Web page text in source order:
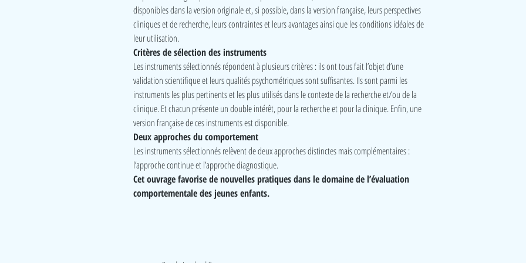
disponibles dans la version originale et, si possible, dans la version française, leurs perspectives
cliniques et de recherche, leurs contraintes et leurs avantages ainsi que les conditions idéales de
leur utilisation.
Critères de sélection des instruments
Les instruments sélectionnés répondent à plusieurs critères : ils ont tous fait l’objet d’une
validation scientifique et leurs qualités psychométriques sont suffisantes. Ils sont parmi les
instruments les plus pertinents et les plus utilisés dans le contexte de la recherche et/ou de la
clinique. Et chacun présente un double intérêt, pour la recherche et pour la clinique. Enfin, une
version française de ces instruments est disponible.
Deux approches du comportement
Les instruments sélectionnés relèvent de deux approches distinctes mais complémentaires :
l’approche continue et l’approche diagnostique.
Cet ouvrage favorise de nouvelles pratiques dans le domaine de l’évaluation
comportementale des jeunes enfants.